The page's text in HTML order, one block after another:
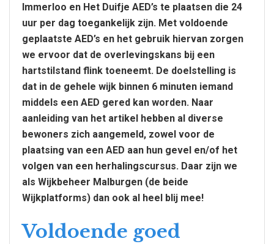
Immerloo en Het Duifje AED’s te plaatsen die 24
uur per dag toegankelijk zijn. Met voldoende
geplaatste AED’s en het gebruik hiervan zorgen
we ervoor dat de overlevingskans bij een
hartstilstand flink toeneemt. De doelstelling is
dat in de gehele wijk binnen 6 minuten iemand
middels een AED gered kan worden. Naar
aanleiding van het artikel hebben al diverse
bewoners zich aangemeld, zowel voor de
plaatsing van een AED aan hun gevel en/of het
volgen van een herhalingscursus. Daar zijn we
als Wijkbeheer Malburgen (de beide
Wijkplatforms) dan ook al heel blij mee!
Voldoende goed